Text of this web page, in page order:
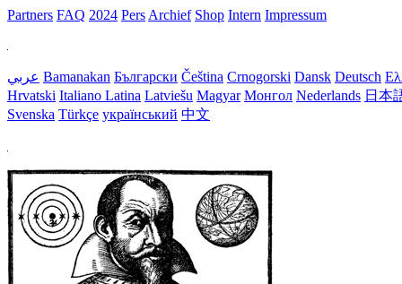
Partners FAQ 2024 Pers Archief Shop Intern Impressum
عربي Bamanakan Български Čeština Crnogorski Dansk Deutsch
Hrvatski Italiano Latina Latviešu Magyar Монгол Nederlands 日本
Svenska Türkçe український 中文